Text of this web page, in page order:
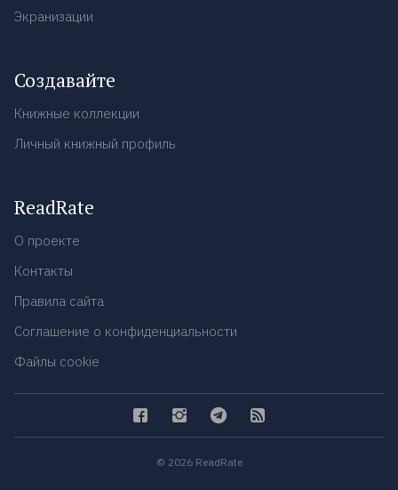
Экранизации
Создавайте
Книжные коллекции
Личный книжный профиль
ReadRate
О проекте
Контакты
Правила сайта
Соглашение о конфиденциальности
Файлы cookie
© 2026 ReadRate